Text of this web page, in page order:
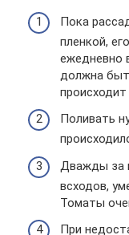
Пока
пленкой,
ежедневно
должна
происходит
Поливать
Дважды за
всходов,
Томаты
При